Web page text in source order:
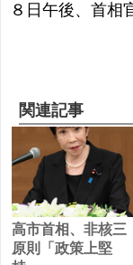
８日午後、首相
関連記事
高市首相、非核三
原則「政策上堅